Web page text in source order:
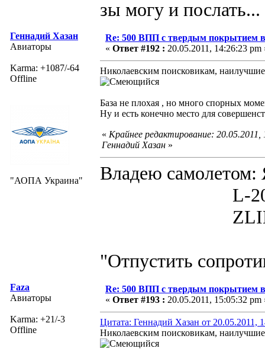
зы могу и послать...
Геннадий Хазан
Авиаторы
Karma: +1087/-64
Offline
"АОПА Украина"
Re: 500 ВПП с твердым покрытием
« Ответ #192 : 20.05.2011, 14:26:23 pm
Николаевским поисковикам,
База не плохая , но много спорных
Ну и есть конечно место для
« Крайнее редактирование:
Геннадий Хазан »
Владею
L-200D
ZLIN 526
"Отпустить
Faza
Авиаторы
Karma: +21/-3
Offline
Re: 500 ВПП с твердым покрытием
« Ответ #193 : 20.05.2011, 15:05:32 pm
Цитата: Геннадий Хазан от 20.05.2011,
Николаевским поисковикам,